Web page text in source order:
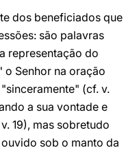
dos beneficiados que
são palavras
representação do
Senhor na oração
(cf. v.
a sua vontade e
19), mas sobretudo
sob o manto da